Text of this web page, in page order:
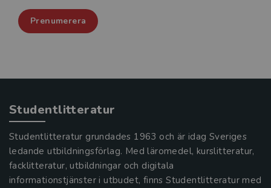
Prenumerera
Studentlitteratur
Studentlitteratur grundades 1963 och är idag Sveriges
ledande utbildningsförlag. Med läromedel, kurslitteratur,
facklitteratur, utbildningar och digitala
informationstjänster i utbudet, finns Studentlitteratur med